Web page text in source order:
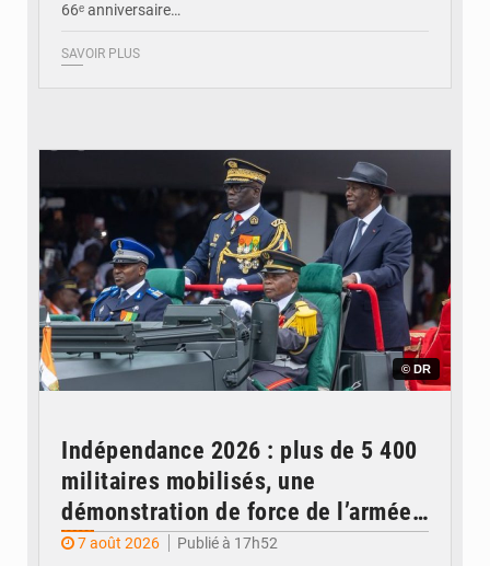
66ᵉ anniversaire…
SAVOIR PLUS
© DR
Indépendance 2026 : plus de 5 400
militaires mobilisés, une
démonstration de force de l’armée
ivoirienne à Yopougon
7 août 2026
Publié à 17h52